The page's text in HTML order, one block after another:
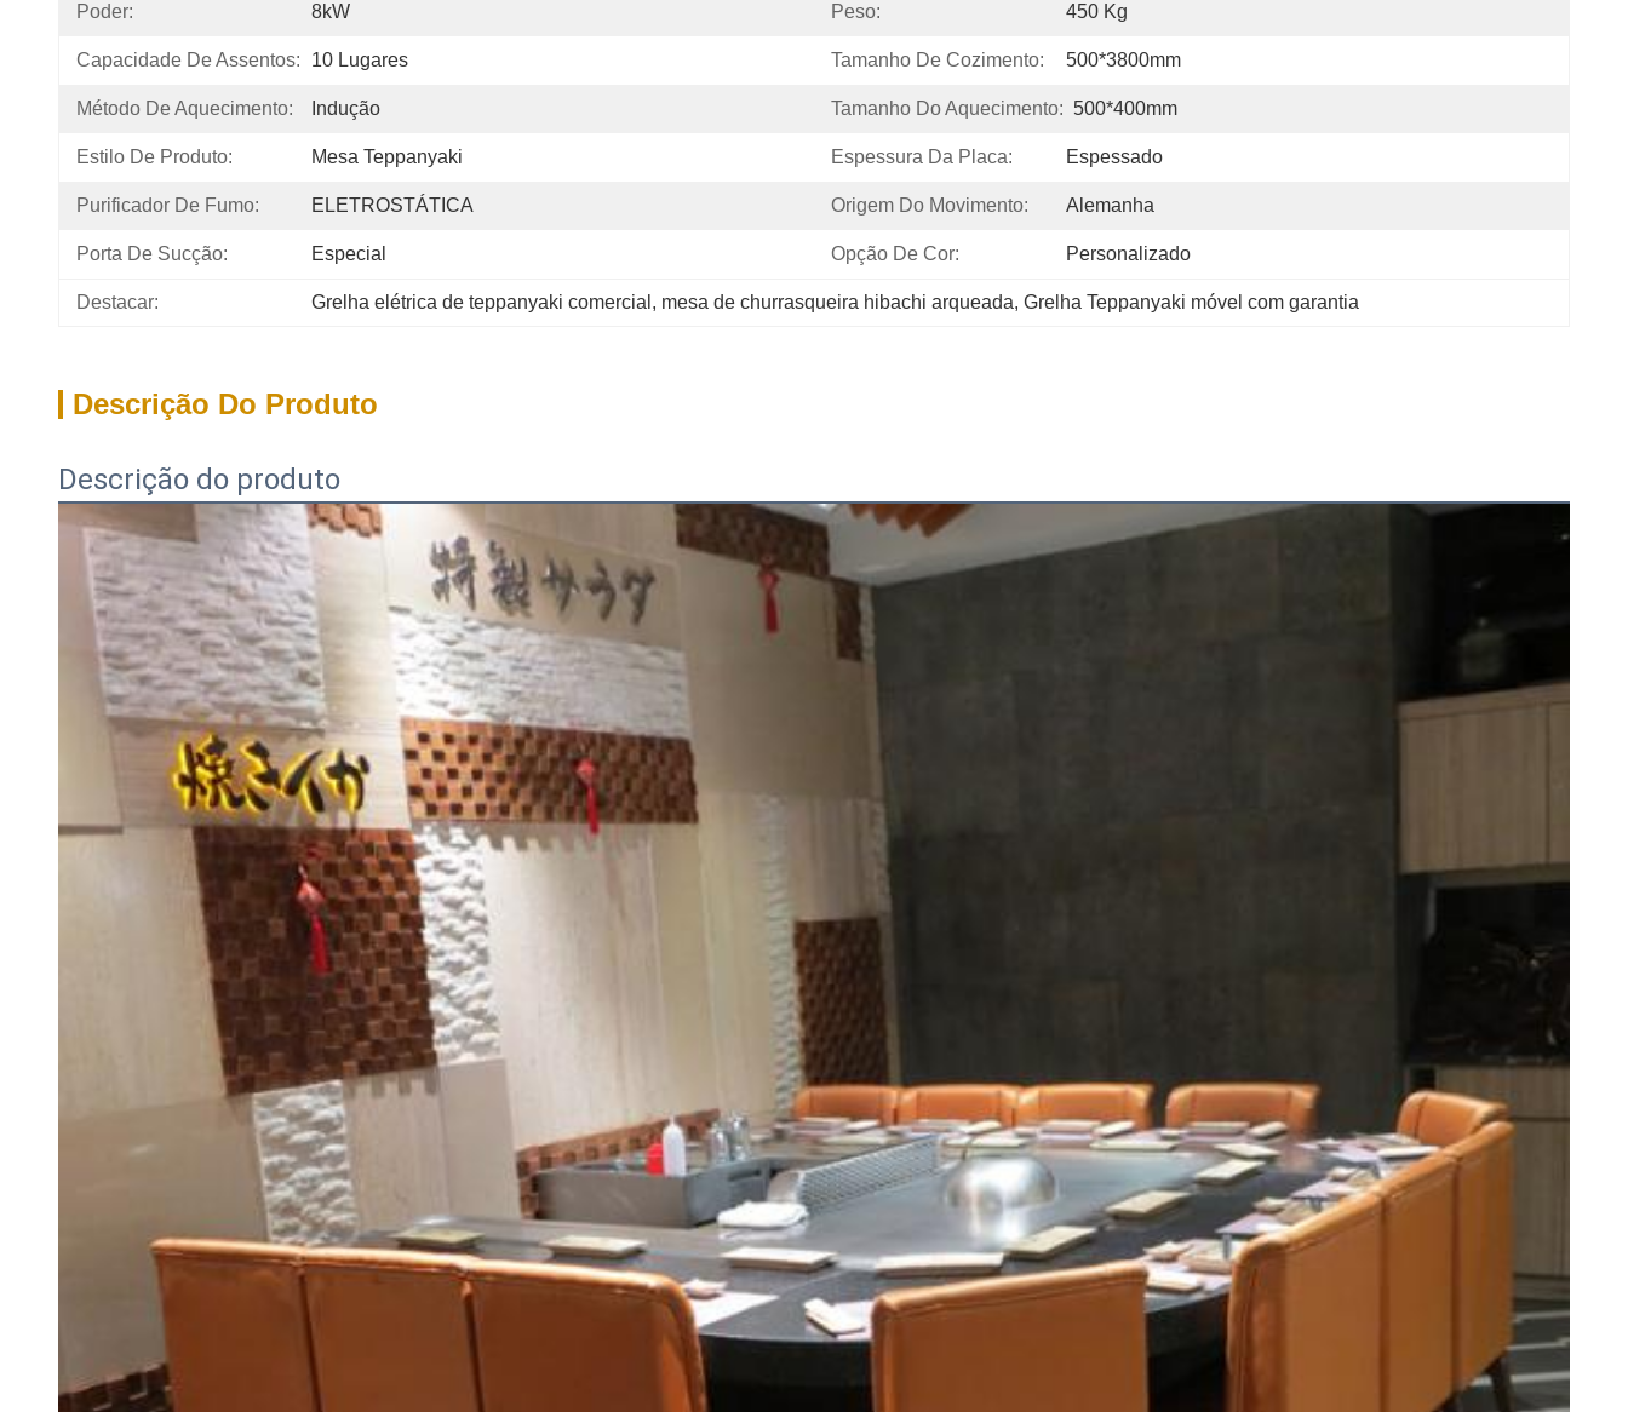
Poder: 8kW Peso: 450 Kg
Capacidade De Assentos: 10 Lugares Tamanho De Cozimento: 500*3800mm
Método De Aquecimento: Indução Tamanho Do Aquecimento: 500*400mm
Estilo De Produto: Mesa Teppanyaki Espessura Da Placa: Espessado
Purificador De Fumo: ELETROSTÁTICA Origem Do Movimento: Alemanha
Porta De Sucção: Especial Opção De Cor: Personalizado
Destacar: Grelha elétrica de teppanyaki comercial , mesa de churrasqueira hibachi arqueada, Grelha Teppanyaki móvel com garantia
Descrição Do Produto
Descrição do produto